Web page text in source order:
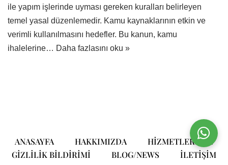
ile yapım işlerinde uyması gereken kuralları belirleyen
temel yasal düzenlemedir. Kamu kaynaklarının etkin ve
verimli kullanılmasını hedefler. Bu kanun, kamu
ihalelerine… Daha fazlasını oku »
ANASAYFA HAKKIMIZDA
HIZMETLERIMIZ
GIZLILIK BILDIRIMI
BLOG/NEWS ILETIŞIM